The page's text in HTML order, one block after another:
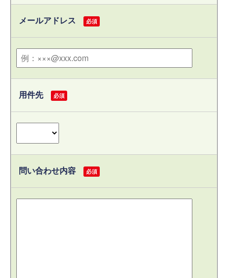
メールアドレス 必須
用件先 必須
問い合わせ内容 必須